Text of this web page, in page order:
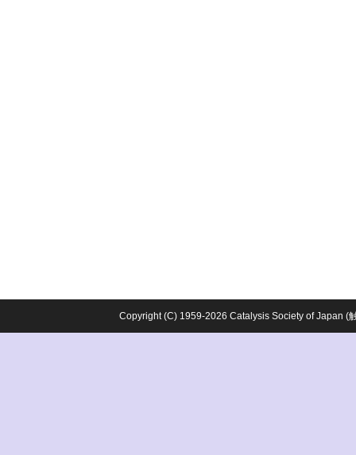
Copyright (C) 1959-2026 Catalysis Society of Japan (